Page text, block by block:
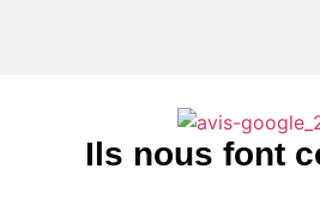
Ils nous font